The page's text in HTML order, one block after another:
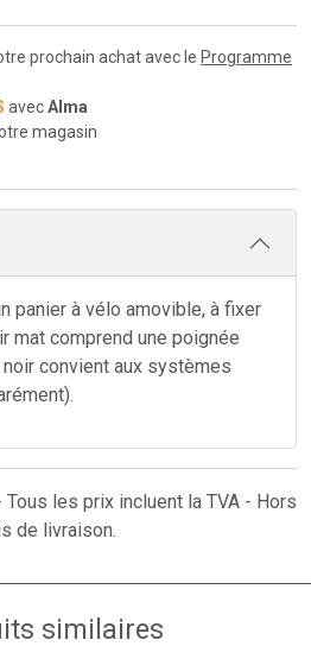
prochain achat avec le Programme
avecAlma
magasin
panier à vélo amovible, à fixer
mat comprend une poignée
convient aux systèmes
les prix incluent la TVA - Hors
de livraison.
similaires